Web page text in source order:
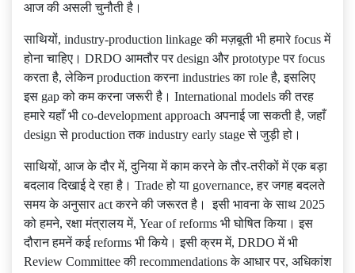
आज की असली चुनौती है।
साथियों, industry-production linkage की मज़बूती भी हमारे focus में
होना चाहिए। DRDO आमतौर पर design और prototype पर focus
करता है, लेकिन production करना industries का role है, इसलिए
इस gap को कम करना जरूरी है। International models की तरह
हमारे यहाँ भी co-development approach अपनाई जा सकती है, जहाँ
design से production तक industry early stage से जुड़ी हो।
साथियों, आज के दौर में, दुनिया में काम करने के तौर-तरीकों में एक बड़ा
बदलाव दिखाई दे रहा है। Trade हो या governance, हर जगह बदलते
समय के अनुसार act करने की जरूरत है। इसी भावना के साथ 2025
को हमने, रक्षा मंत्रालय में, Year of reforms भी घोषित किया। इस
दौरान हमनें कई reforms भी किये। इसी क्रम में, DRDO में भी
Review Committee की recommendations के आधार पर, अधिकांश